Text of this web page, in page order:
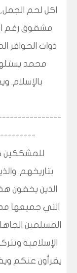
اكل لحم الجمل,
مشقوق رغم
ذوات الحوافر
محمد
بالإسلام.
للمشككين
بتاريخهم.
الذين يخفون
التي جميعها
المسلمين
الإسلامية
يقرأون عنكم